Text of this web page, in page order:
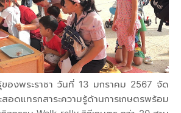
องพระราชา วันที่ 13 มกราคม 2567 จัด
ดแทรกสาระความรู้ด้านการเกษตรพร้อม